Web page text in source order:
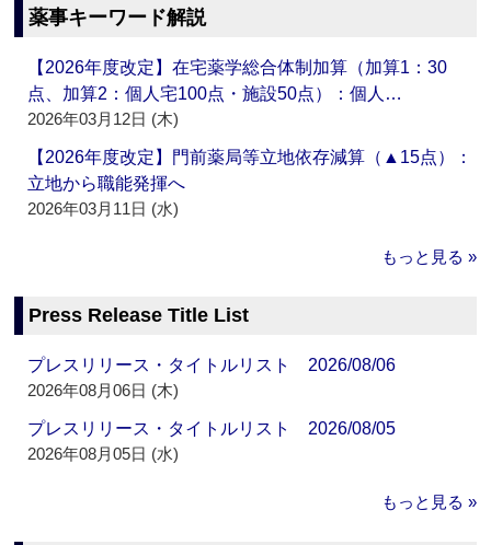
薬事キーワード解説
【2026年度改定】在宅薬学総合体制加算（加算1：30
点、加算2：個人宅100点・施設50点）：個人…
2026年03月12日 (木)
【2026年度改定】門前薬局等立地依存減算（▲15点）：
立地から職能発揮へ
2026年03月11日 (水)
もっと見る »
Press Release Title List
プレスリリース・タイトルリスト 2026/08/06
2026年08月06日 (木)
プレスリリース・タイトルリスト 2026/08/05
2026年08月05日 (水)
もっと見る »